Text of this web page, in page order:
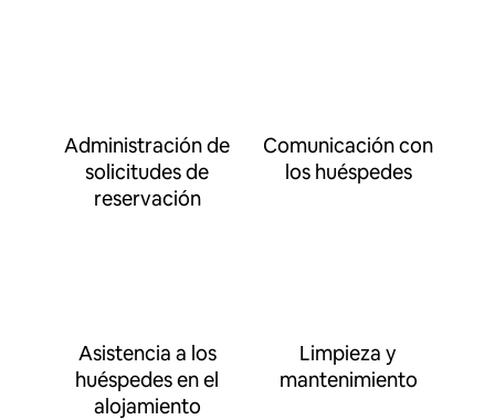
Administración de
solicitudes de
reservación
Comunicación con
los huéspedes
Asistencia a los
huéspedes en el
alojamiento
Limpieza y
mantenimiento